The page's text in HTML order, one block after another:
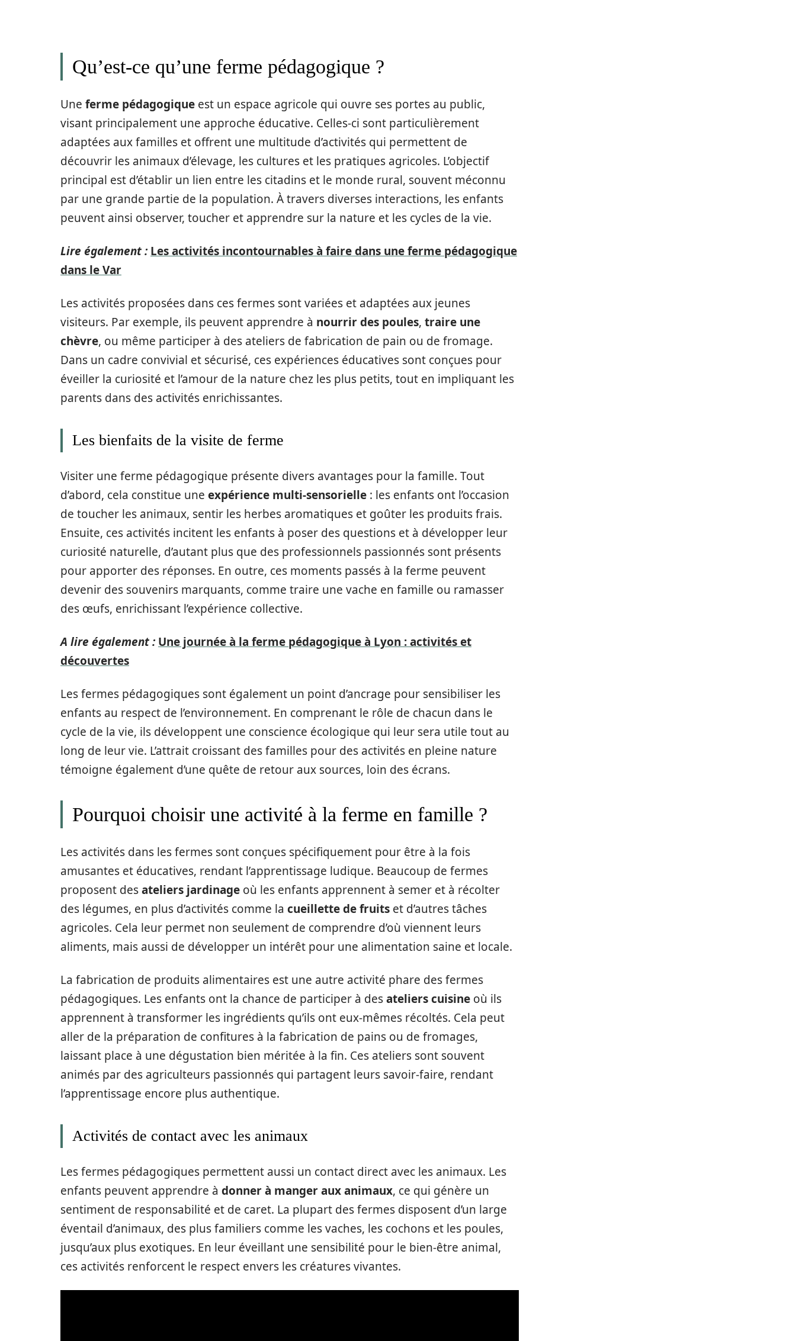
Qu’est-ce qu’une ferme pédagogique ?
Une ferme pédagogique est un espace agricole qui ouvre ses portes au public,
visant principalement une approche éducative. Celles-ci sont particulièrement
adaptées aux familles et offrent une multitude d’activités qui permettent de
découvrir les animaux d’élevage, les cultures et les pratiques agricoles. L’objectif
principal est d’établir un lien entre les citadins et le monde rural, souvent méconnu
par une grande partie de la population. À travers diverses interactions, les enfants
peuvent ainsi observer, toucher et apprendre sur la nature et les cycles de la vie.
Lire également : Les activités incontournables à faire dans une ferme pédagogique
dans le Var
Les activités proposées dans ces fermes sont variées et adaptées aux jeunes
visiteurs. Par exemple, ils peuvent apprendre à nourrir des poules, traire une
chèvre, ou même participer à des ateliers de fabrication de pain ou de fromage.
Dans un cadre convivial et sécurisé, ces expériences éducatives sont conçues pour
éveiller la curiosité et l’amour de la nature chez les plus petits, tout en impliquant les
parents dans des activités enrichissantes.
Les bienfaits de la visite de ferme
Visiter une ferme pédagogique présente divers avantages pour la famille. Tout
d’abord, cela constitue une expérience multi-sensorielle : les enfants ont l’occasion
de toucher les animaux, sentir les herbes aromatiques et goûter les produits frais.
Ensuite, ces activités incitent les enfants à poser des questions et à développer leur
curiosité naturelle, d’autant plus que des professionnels passionnés sont présents
pour apporter des réponses. En outre, ces moments passés à la ferme peuvent
devenir des souvenirs marquants, comme traire une vache en famille ou ramasser
des œufs, enrichissant l’expérience collective.
A lire également : Une journée à la ferme pédagogique à Lyon : activités et
découvertes
Les fermes pédagogiques sont également un point d’ancrage pour sensibiliser les
enfants au respect de l’environnement. En comprenant le rôle de chacun dans le
cycle de la vie, ils développent une conscience écologique qui leur sera utile tout au
long de leur vie. L’attrait croissant des familles pour des activités en pleine nature
témoigne également d’une quête de retour aux sources, loin des écrans.
Pourquoi choisir une activité à la ferme en famille ?
Les activités dans les fermes sont conçues spécifiquement pour être à la fois
amusantes et éducatives, rendant l’apprentissage ludique. Beaucoup de fermes
proposent desateliers jardinage où les enfants apprennent à semer et à récolter
des légumes, en plus d’activités comme la cueillette de fruits et d’autres tâches
agricoles. Cela leur permet non seulement de comprendre d’où viennent leurs
aliments, mais aussi de développer un intérêt pour une alimentation saine et locale.
La fabrication de produits alimentaires est une autre activité phare des fermes
pédagogiques. Les enfants ont la chance de participer à desateliers cuisine où ils
apprennent à transformer les ingrédients qu’ils ont eux-mêmes récoltés. Cela peut
aller de la préparation de confitures à la fabrication de pains ou de fromages,
laissant place à une dégustation bien méritée à la fin. Ces ateliers sont souvent
animés par des agriculteurs passionnés qui partagent leurs savoir-faire, rendant
l’apprentissage encore plus authentique.
Activités de contact avec les animaux
Les fermes pédagogiques permettent aussi un contact direct avec les animaux. Les
enfants peuvent apprendre à donner à manger aux animaux, ce qui génère un
sentiment de responsabilité et de caret. La plupart des fermes disposent d’un large
éventail d’animaux, des plus familiers comme les vaches, les cochons et les poules,
jusqu’aux plus exotiques. En leur éveillant une sensibilité pour le bien-être animal,
ces activités renforcent le respect envers les créatures vivantes.